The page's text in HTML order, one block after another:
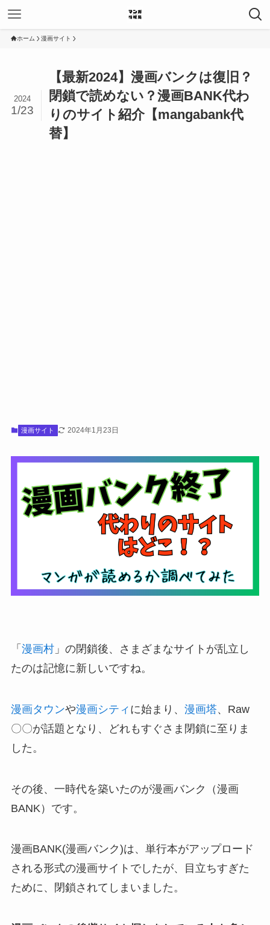
ホーム 漫画サイト
【最新2024】漫画バンクは復旧？
閉鎖で読めない？漫画BANK代わ
りのサイト紹介【mangabank代
替】
2024
1/23
漫画サイト 2024年1月23日
「 漫画村」の閉鎖後、さまざまなサイトが乱立し
たのは記憶に新しいですね。
漫画タウンや漫画シティ に始まり、 漫画塔、Raw
〇〇が話題となり、どれもすぐさま閉鎖に至りま
した。
その後、一時代を築いたのが漫画バンク（漫画
BANK）です。
漫画BANK(漫画バンク)は、単行本がアップロード
される形式の漫画サイトでしたが、目立ちすぎた
ために、閉鎖されてしまいました。